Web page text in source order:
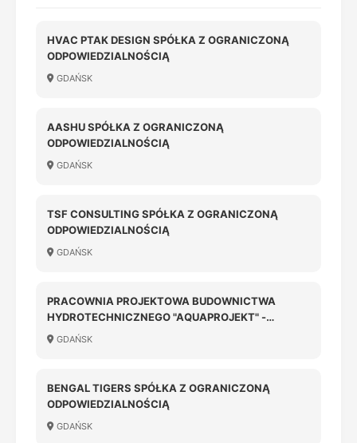
HVAC PTAK DESIGN SPÓŁKA Z OGRANICZONĄ
ODPOWIEDZIALNOŚCIĄ
GDAŃSK
AASHU SPÓŁKA Z OGRANICZONĄ
ODPOWIEDZIALNOŚCIĄ
GDAŃSK
TSF CONSULTING SPÓŁKA Z OGRANICZONĄ
ODPOWIEDZIALNOŚCIĄ
GDAŃSK
PRACOWNIA PROJEKTOWA BUDOWNICTWA
HYDROTECHNICZNEGO "AQUAPROJEKT" -
SPÓŁKA Z OGRANICZONĄ ODPOWIEDZIALNOŚCIĄ
GDAŃSK
BENGAL TIGERS SPÓŁKA Z OGRANICZONĄ
ODPOWIEDZIALNOŚCIĄ
GDAŃSK